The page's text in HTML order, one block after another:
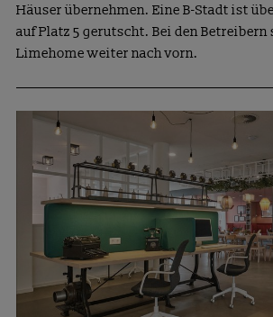
Häuser übernehmen. Eine B-Stadt ist
auf Platz 5 gerutscht. Bei den
Limehome weiter nach vorn.